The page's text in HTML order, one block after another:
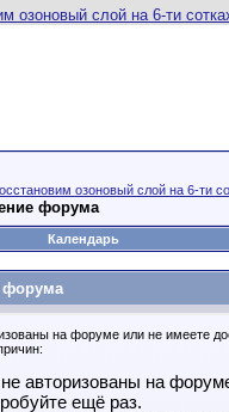
озоновый слой на 6-ти
форума
Календарь
на форуме или не имеете
авторизованы на
ещё раз.